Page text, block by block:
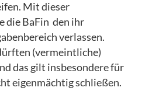
Mit dieser
die BaFin den ihr
verlassen.
(vermeintliche)
das gilt insbesondere für
eigenmächtig schließen.